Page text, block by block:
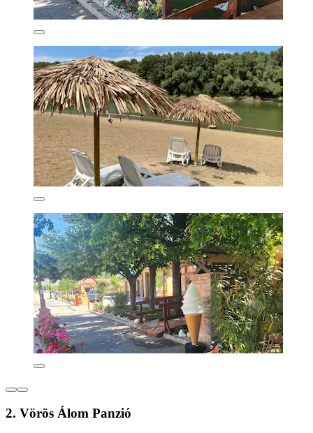
2. Vörös Álom Panzió